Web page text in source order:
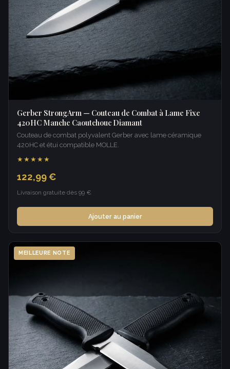
Gerber StrongArm — Couteau de Combat à Lame Fixe
420HC Manche Caoutchouc Diamant
Couteau de combat polyvalent Gerber avec lame céramique
420HC et étui compatible MOLLE.
★★★★★
122,99 €
Livraison gratuite dès 99 €
Ajouter au panier
MEILLEURE NOTE